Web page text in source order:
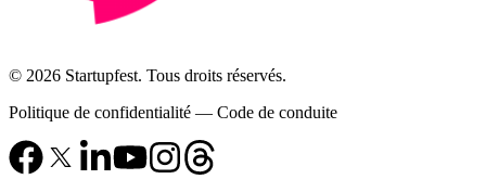
© 2026 Startupfest. Tous droits réservés.
Politique de confidentialité — Code de conduite